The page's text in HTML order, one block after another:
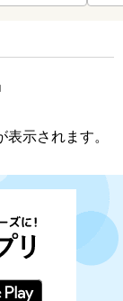
示されます。